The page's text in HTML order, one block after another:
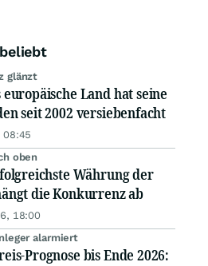
glänzt
europäische Land hat seine
seit 2002 versiebenfacht
08:45
oben
Währung der
die Konkurrenz ab
18:00
alarmiert
Prognose bis Ende 2026: